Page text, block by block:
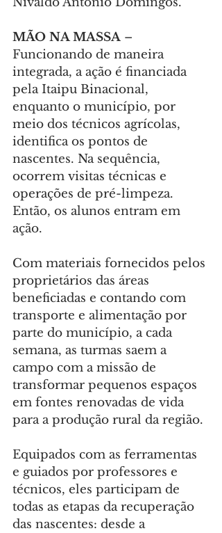
MÃO NA MASSA –
Funcionando de maneira
integrada, a ação é financiada
pela Itaipu Binacional,
enquanto o município, por
meio dos técnicos agrícolas,
identifica os pontos de
nascentes. Na sequência,
ocorrem visitas técnicas e
operações de pré-limpeza.
Então, os alunos entram em
ação.
Com materiais fornecidos pelos
proprietários das áreas
beneficiadas e contando com
transporte e alimentação por
parte do município, a cada
semana, as turmas saem a
campo com a missão de
transformar pequenos espaços
em fontes renovadas de vida
para a produção rural da região.
Equipados com as ferramentas
e guiados por professores e
técnicos, eles participam de
todas as etapas da recuperação
das nascentes: desde a